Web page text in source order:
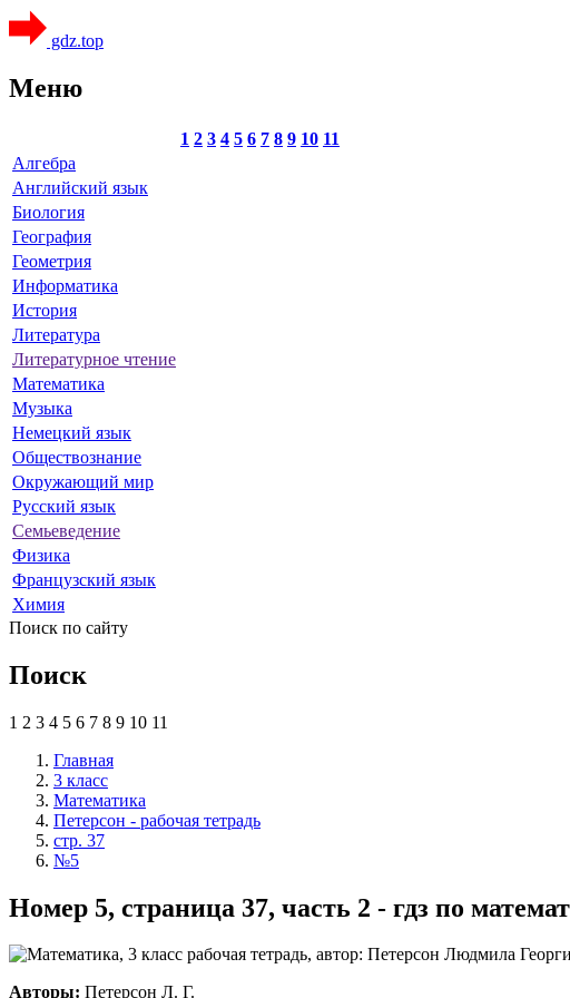
gdz.top
Меню
1 2 3 4 5 6 7 8 9 10 11
Алгебра
Английский язык
Биология
География
Геометрия
Информатика
История
Литература
Литературное чтение
Математика
Музыка
Немецкий язык
Обществознание
Окружающий мир
Русский язык
Семьеведение
Физика
Французский язык
Химия
Поиск по сайту
Поиск
1 2 3 4 5 6 7 8 9 10 11
Главная
3 класс
Математика
Петерсон - рабочая тетрадь
стр. 37
№5
Номер 5, страница 37, часть 2 - гдз по
Авторы: Петерсон Л. Г.